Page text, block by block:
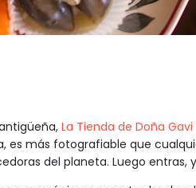
La Tienda de Doña Gavi
es más fotografiable que
del planeta. Luego entras,